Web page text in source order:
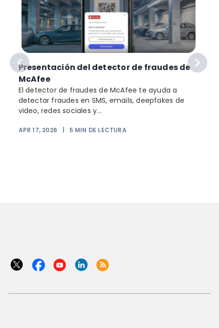
Presentación del detector de fraudes de
McAfee
El detector de fraudes de McAfee te ayuda a
detectar fraudes en SMS, emails, deepfakes de
video, redes sociales y...
APR 17, 2026 5 MIN DE LECTURA